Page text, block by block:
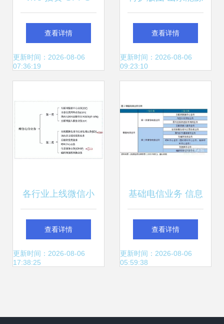
关联公司当换网络,
持股 30%
查看详情
更新时间：2026-08-06
07:36:19
集团成立物资公
司，布局第一类增
查看详情
更新时间：2026-08-06
09:23:10
各行业上线微信小
程序资质证明一览
聚焦基础电信业务
查看详情
更新时间：2026-08-06
17:38:25
基础电信业务 信息
社会的主动脉与未
来赛道的战略高地
查看详情
更新时间：2026-08-06
05:59:38